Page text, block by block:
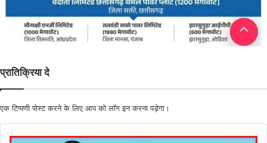
प्रातिक्रिया दे
एक टिप्पणी पोस्ट करने के लिए आप कोलॉग इनकरना पड़ेगा।